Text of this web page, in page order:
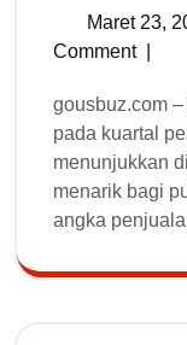
Maret 23,
Comment
gousbuz.com – Laporan industri otomotif nasional
pada kuartal
menunjukkan
menarik bagi
angka